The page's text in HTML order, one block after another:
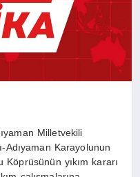
Milletvekili
Adıyaman Karayolunun
yıkım kararı